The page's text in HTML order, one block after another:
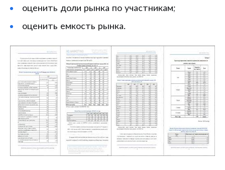
оценить доли рынка по участникам;
оценить емкость рынка.